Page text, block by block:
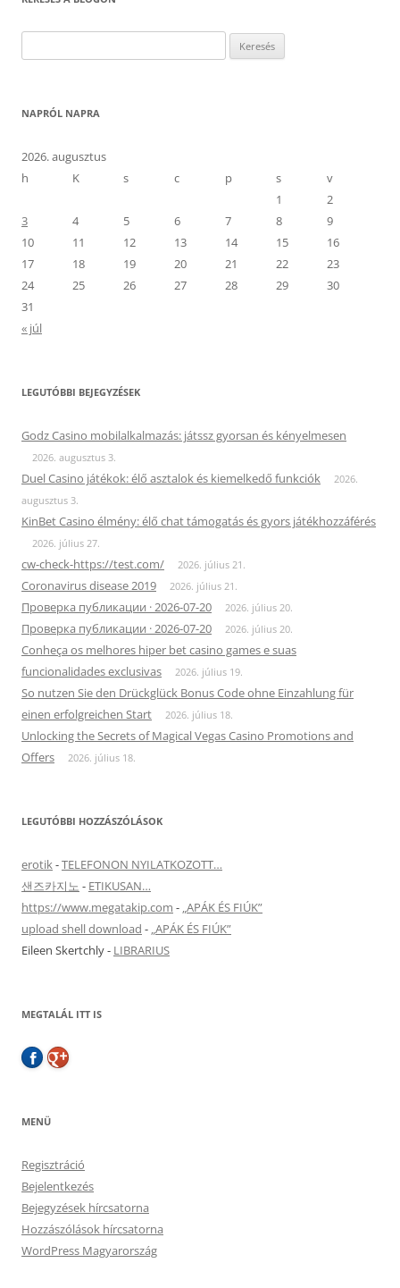
NAPRÓL NAPRA
2026. augusztus
h
K s c p s
v
1
2
3
4 5 6 7 8
9
10
11 12 13 14 15
16
17
18 19 20 21 22
23
24
25 26 27 28 29
30
31
« júl
LEGUTÓBBI BEJEGYZÉSEK
Godz Casino mobilalkalmazás: játssz gyorsan és kényelmesen
2026. augusztus 3.
Duel Casino játékok: élő asztalok és kiemelkedő funkciók
2026.
augusztus 3.
KinBet Casino élmény: élő chat támogatás és gyors játékhozzáférés
2026. július 27.
cw-check-https://test.com/ 2026. július 21.
Coronavirus disease 2019 2026. július 21.
Проверка публикации · 2026-07-20 2026. július 20.
Проверка публикации · 2026-07-20 2026. július 20.
Conheça os melhores hiper bet casino games e suas
funcionalidades exclusivas
2026. július 19.
So nutzen Sie den Drückglück Bonus Code ohne Einzahlung für
einen erfolgreichen Start
2026. július 18.
Unlocking the Secrets of Magical Vegas Casino Promotions and
Offers
2026. július 18.
LEGUTÓBBI HOZZÁSZÓLÁSOK
erotik-TELEFONON NYILATKOZOTT…
샌즈카지노 - ETIKUSAN…
https://www.megatakip.com - „APÁK ÉS FIÚK”
upload shell download - „APÁK ÉS FIÚK”
Eileen Skertchly- LIBRARIUS
MEGTALÁL ITT IS
MENÜ
Regisztráció
Bejelentkezés
Bejegyzések hírcsatorna
Hozzászólások hírcsatorna
WordPress Magyarország